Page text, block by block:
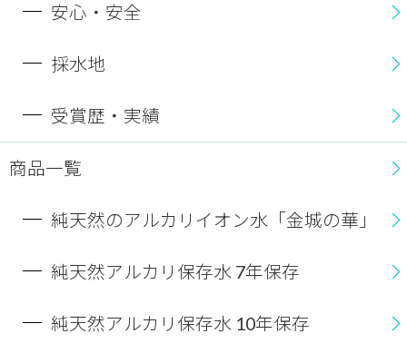
安心・安全
採水地
受賞歴・実績
商品一覧
純天然のアルカリイオン水「金城の華」
純天然アルカリ保存水 7年保存
純天然アルカリ保存水 10年保存